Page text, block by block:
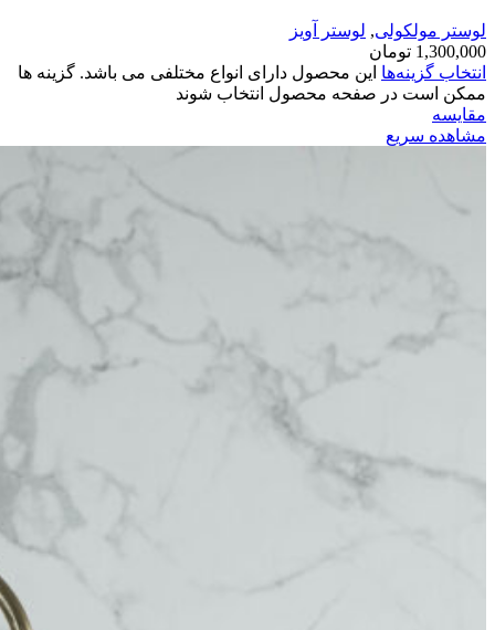
لوستر مولکولی, لوستر آویز
1,300,000 تومان
انتخاب گزینه‌ها این محصول دارای انواع مختلفی می باشد. گزینه ها
ممکن است در صفحه محصول انتخاب شوند
مقایسه
مشاهده سریع